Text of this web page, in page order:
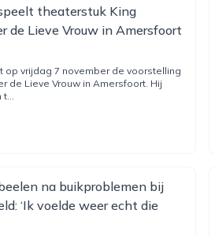
theaterstuk King
de Lieve Vrouw in Amersfoort
op vrijdag 7 november de voorstelling
de Lieve Vrouw in Amersfoort. Hij
t...
na buikproblemen bij
‘Ik voelde weer echt die